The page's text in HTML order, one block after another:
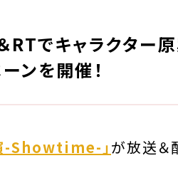
RTでキャラクター
ンを開催！
-Showtime-」が放送＆